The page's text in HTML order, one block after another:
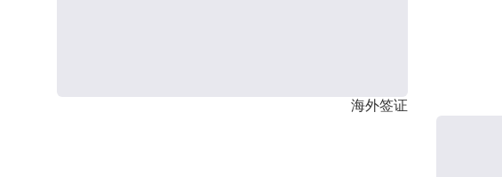
海外签证